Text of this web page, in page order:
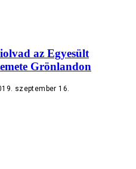
az Egyesült
Grönlandon
szeptember 16.